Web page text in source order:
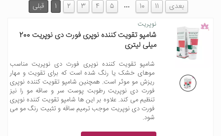
قبلی 1 2 3 4 5 … 10 11 بعدی
نوپریت
شامپو تقویت کننده نوپری فورت دی نوپریت 200
میلی لیتری
شامپو تقویت کننده نوپری فورت دی نوپریت مناسب
موهای خشک یا رنگ شده است که برای تقویت و مهار
ریزش مو موثر است. همچنین شامپو تقویت کننده نوپری
فورت دی نوپریت رطوبت پوست سر و ساقه مو را نیز
تنظیم می کند. علاوه بر این ها شامپو تقویت کننده نوپری
فورت دی نوپریت موجب ترمیم ساقه و تثبیت رنگ مو می
شود.